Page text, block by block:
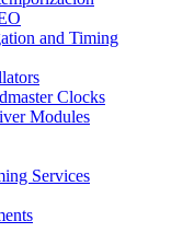
and Timing
Clocks
Modules
Services